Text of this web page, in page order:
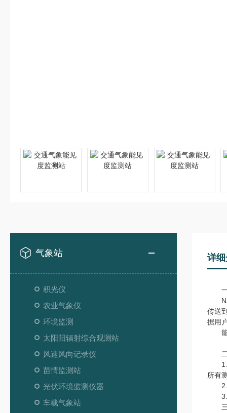
气象站
积光仪
农业气象仪
环境监测
太阳阳辐射综合观测站
风速风向记录仪
苗情监测站
光伏环境监测仪器
车载气象站
详
一
传送
据用
能
二
1.能
所有
2.
3.太
三